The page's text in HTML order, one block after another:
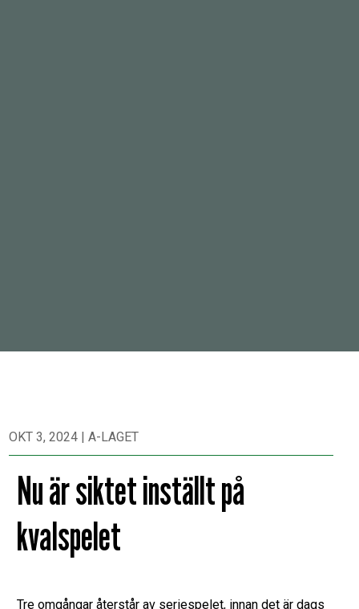
OKT 3, 2024 |A-LAGET
Nu är siktet inställt på
kvalspelet
Tre omgångar återstår av seriespelet, innan det är dags